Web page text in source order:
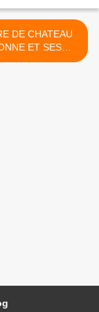
DE CHATEAU
ET SES
CONTRE-VERITES >